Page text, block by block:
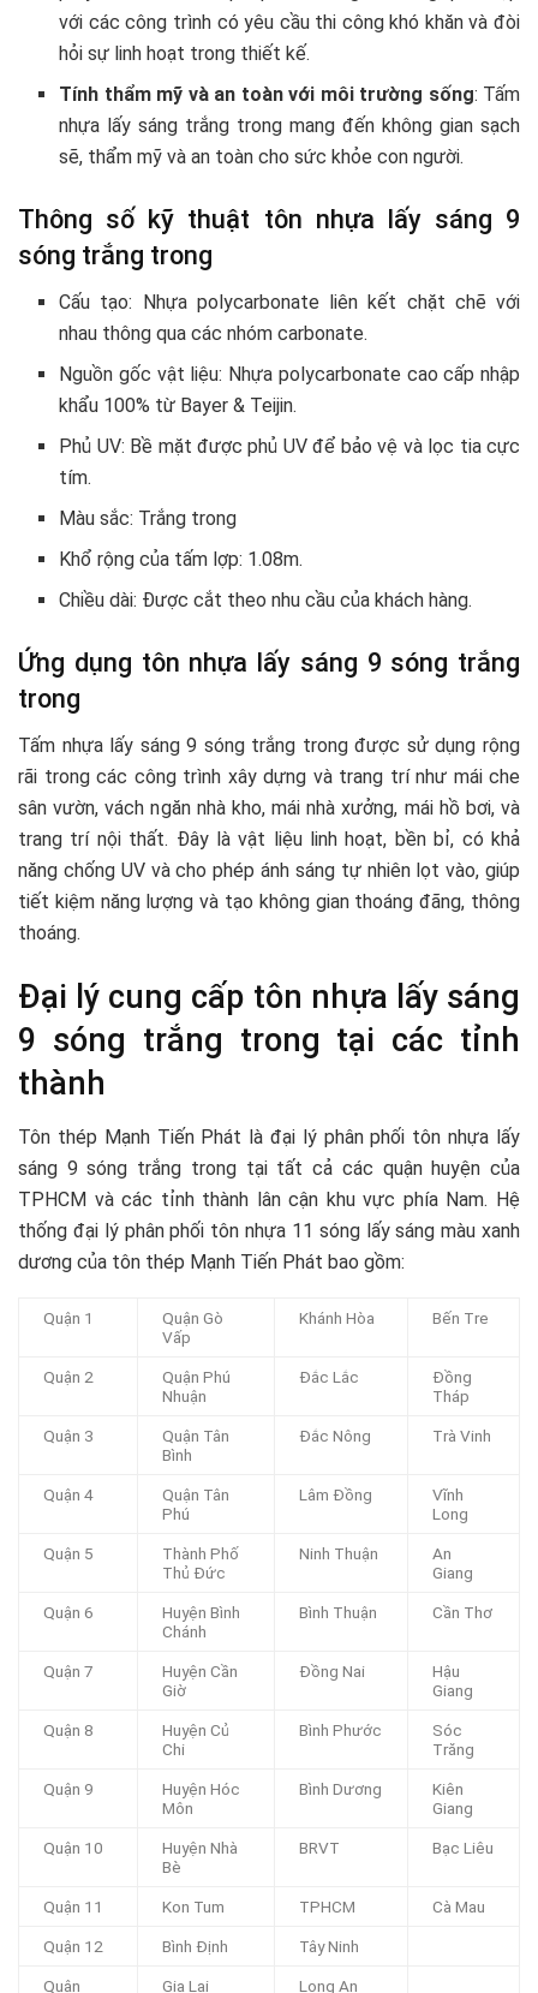
với các công trình có yêu cầu thi công khó khăn và đòi
hỏi sự linh hoạt trong thiết kế.
Tính thẩm mỹ và an toàn với môi trường sống: Tấm
nhựa lấy sáng trắng trong mang đến không gian sạch
sẽ, thẩm mỹ và an toàn cho sức khỏe con người.
Thông số kỹ thuật tôn nhựa lấy sáng 9
sóng trắng trong
Cấu tạo: Nhựa polycarbonate liên kết chặt chẽ với
nhau thông qua các nhóm carbonate.
Nguồn gốc vật liệu: Nhựa polycarbonate cao cấp nhập
khẩu 100% từ Bayer & Teijin.
Phủ UV: Bề mặt được phủ UV để bảo vệ và lọc tia cực
tím.
Màu sắc: Trắng trong
Khổ rộng của tấm lợp: 1.08m.
Chiều dài: Được cắt theo nhu cầu của khách hàng.
Ứng dụng tôn nhựa lấy sáng 9 sóng trắng
trong
Tấm nhựa lấy sáng 9 sóng trắng trong được sử dụng rộng
rãi trong các công trình xây dựng và trang trí như mái che
sân vườn, vách ngăn nhà kho, mái nhà xưởng, mái hồ bơi, và
trang trí nội thất. Đây là vật liệu linh hoạt, bền bỉ, có khả
năng chống UV và cho phép ánh sáng tự nhiên lọt vào, giúp
tiết kiệm năng lượng và tạo không gian thoáng đãng, thông
thoáng.
Đại lý cung cấp tôn nhựa lấy sáng
9 sóng trắng trong tại các tỉnh
thành
Tôn thép Mạnh Tiến Phát là đại lý phân phối tôn nhựa lấy
sáng 9 sóng trắng trong tại tất cả các quận huyện của
TPHCM và các tỉnh thành lân cận khu vực phía Nam. Hệ
thống đại lý phân phối tôn nhựa 11 sóng lấy sáng màu xanh
dương của tôn thép Mạnh Tiến Phát bao gồm:
Quận 1
Quận Gò
Vấp
Khánh Hòa Bến Tre
Quận 2
Quận Phú
Nhuận
Đắc Lắc
Đồng
Tháp
Quận 3
Quận Tân
Bình
Đắc Nông Trà Vinh
Quận 4
Quận Tân
Phú
Lâm Đồng
Vĩnh
Long
Quận 5
Thành Phố
Thủ Đức
Ninh Thuận
An
Giang
Quận 6
Huyện Bình
Chánh
Bình Thuận Cần Thơ
Quận 7
Huyện Cần
Giờ
Đồng Nai
Hậu
Giang
Quận 8
Huyện Củ
Chi
Bình Phước
Sóc
Trăng
Quận 9
Huyện Hóc
Môn
Bình Dương
Kiên
Giang
Quận 10
Huyện Nhà
Bè
BRVT Bạc Liêu
Quận 11 Kon Tum TPHCM Cà Mau
Quận 12 Bình Định Tây Ninh
Quận
Gia Lai Long An